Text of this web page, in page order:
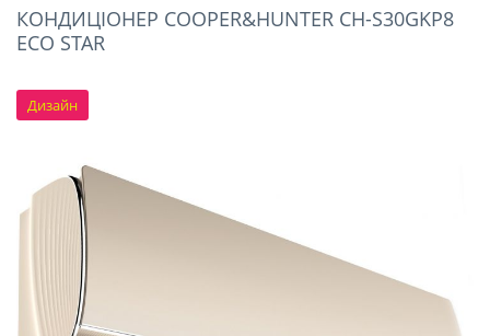
КОНДИЦІОНЕР COOPER&HUNTER CH-S30GKP8
ECO STAR
Дизайн